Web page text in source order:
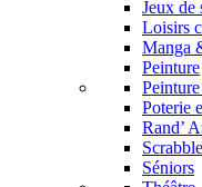
Jeux de
Loisirs
Manga
Peinture
Poterie
Rand’
Scrabble
Séniors